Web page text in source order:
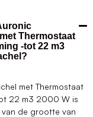
Thermostaat
-tot 22 m3
met Thermostaat
22 m3 2000 W is
van de grootte van